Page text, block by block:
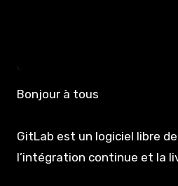
Bonjour à tous
GitLab est un logiciel libre
l’intégration continue et la